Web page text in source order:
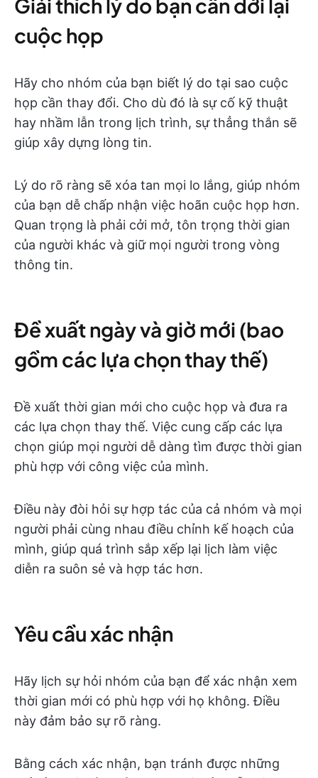
Giải thích lý do bạn cần dời lại
cuộc họp
Hãy cho nhóm của bạn biết lý do tại sao cuộc
họp cần thay đổi. Cho dù đó là sự cố kỹ thuật
hay nhầm lẫn trong lịch trình, sự thẳng thắn sẽ
giúp xây dựng lòng tin.
Lý do rõ ràng sẽ xóa tan mọi lo lắng, giúp nhóm
của bạn dễ chấp nhận việc hoãn cuộc họp hơn.
Quan trọng là phải cởi mở, tôn trọng thời gian
của người khác và giữ mọi người trong vòng
thông tin.
Đề xuất ngày và giờ mới (bao
gồm các lựa chọn thay thế)
Đề xuất thời gian mới cho cuộc họp và đưa ra
các lựa chọn thay thế. Việc cung cấp các lựa
chọn giúp mọi người dễ dàng tìm được thời gian
phù hợp với công việc của mình.
Điều này đòi hỏi sự hợp tác của cả nhóm và mọi
người phải cùng nhau điều chỉnh kế hoạch của
mình, giúp quá trình sắp xếp lại lịch làm việc
diễn ra suôn sẻ và hợp tác hơn.
Yêu cầu xác nhận
Hãy lịch sự hỏi nhóm của bạn để xác nhận xem
thời gian mới có phù hợp với họ không. Điều
này đảm bảo sự rõ ràng.
Bằng cách xác nhận, bạn tránh được những